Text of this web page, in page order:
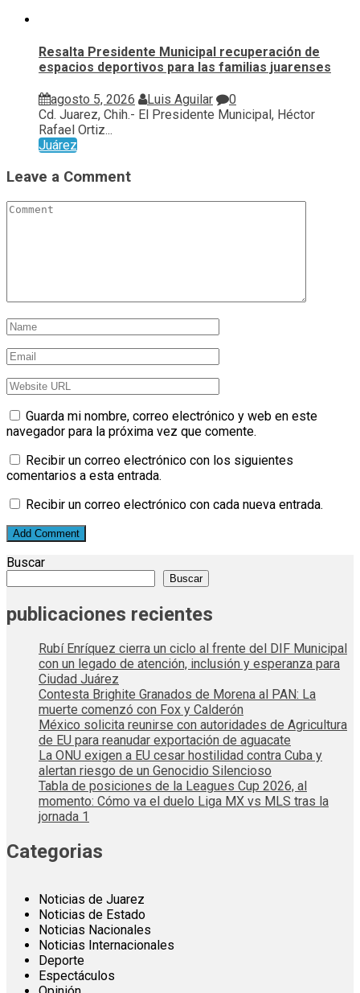
Resalta Presidente Municipal recuperación de
espacios deportivos para las familias juarenses
agosto 5, 2026 Luis Aguilar
0
Cd. Juarez, Chih.- El Presidente Municipal, Héctor
Rafael Ortiz...
Juárez
Leave a Comment
Guarda mi nombre, correo electrónico y web en este
navegador para la próxima vez que comente.
Recibir un correo electrónico con los siguientes
comentarios a esta entrada.
Recibir un correo electrónico con cada nueva entrada.
Buscar
Buscar
publicaciones recientes
Rubí Enríquez cierra un ciclo al frente del DIF Municipal
con un legado de atención, inclusión y esperanza para
Ciudad Juárez
Contesta Brighite Granados de Morena al PAN: La
muerte comenzó con Fox y Calderón
México solicita reunirse con autoridades de Agricultura
de EU para reanudar exportación de aguacate
La ONU exigen a EU cesar hostilidad contra Cuba y
alertan riesgo de un Genocidio Silencioso
Tabla de posiciones de la Leagues Cup 2026, al
momento: Cómo va el duelo Liga MX vs MLS tras la
jornada 1
Categorias
Noticias de Juarez
Noticias de Estado
Noticias Nacionales
Noticias Internacionales
Deporte
Espectáculos